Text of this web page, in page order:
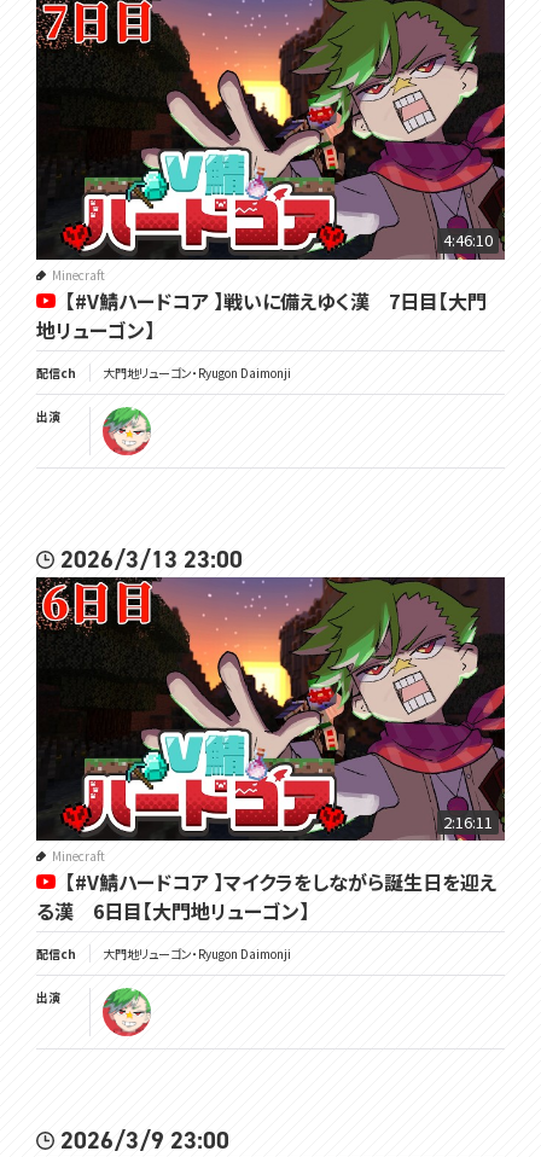
4:46:10
Minecraft
【#V鯖ハードコア 】戦いに備えゆく漢 7日目【大門
地リューゴン】
配信ch 大門地リューゴン・Ryugon Daimonji
出演
2026/3/13 23:00
2:16:11
Minecraft
【#V鯖ハードコア 】マイクラをしながら誕生日を迎え
る漢 6日目【大門地リューゴン】
配信ch 大門地リューゴン・Ryugon Daimonji
出演
2026/3/9 23:00